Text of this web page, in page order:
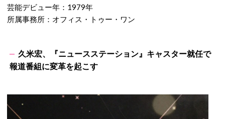
芸能デビュー年：1979年
所属事務所：オフィス・トゥー・ワン
久米宏、『ニュースステーション』キャスター就任で
報道番組に変革を起こす